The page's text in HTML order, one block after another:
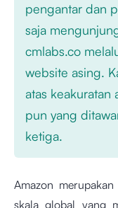
pengantar dan
saja
cmlabs.co
website asing.
atas keakuratan
pun yang
ketiga.
Amazon
skala global yang